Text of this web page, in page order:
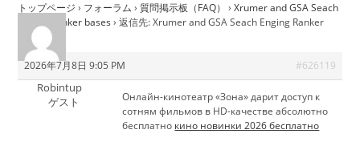
トップページ › フォーラム › 質問掲示板（FAQ） › Xrumer and GSA Seach
Enging Ranker bases › 返信先: Xrumer and GSA Seach Enging Ranker
bases
2026年7月8日 9:05 PM #626119
Robintup
ゲスト
Онлайн-кинотеатр «Зона» дарит доступ к
сотням фильмов в HD-качестве абсолютно
бесплатно кино новинки 2026 бесплатно